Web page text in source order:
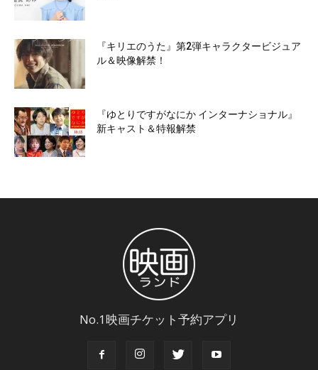
『キリエのうた』第2弾キャラクタービジュア
ル＆映像解禁！
『ゆとりですがなにか インターナショナル』
新キャスト＆特報解禁
No.1映画チケット予約アプリ